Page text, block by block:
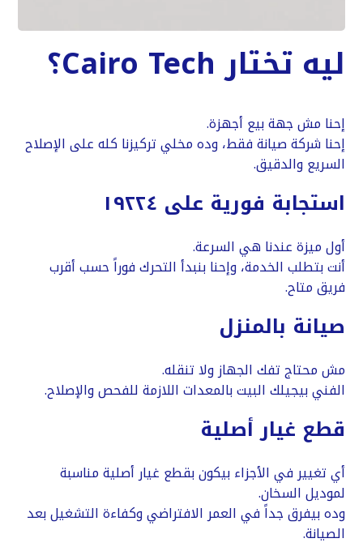
ليه تختار Cairo Tech؟
إحنا مش جهة بيع أجهزة.
إحنا شركة صيانة فقط، وده مخلي تركيزنا كله على الإصلاح
السريع والدقيق.
استجابة فورية على ١٩٢٢٤
أول ميزة عندنا هي السرعة.
أنت بتطلب الخدمة، وإحنا بنبدأ التحرك فوراً حسب أقرب
فريق متاح.
صيانة بالمنزل
مش محتاج تفك الجهاز ولا تنقله.
الفني بيجيلك البيت بالمعدات اللازمة للفحص والإصلاح.
قطع غيار أصلية
أي تغيير في الأجزاء بيكون بقطع غيار أصلية مناسبة
لموديل السخان.
وده بيفرق جداً في العمر الافتراضي وكفاءة التشغيل بعد
الصيانة.